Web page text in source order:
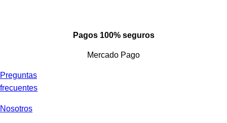
Pagos 100% seguros
Mercado Pago
Preguntas
frecuentes
Nosotros